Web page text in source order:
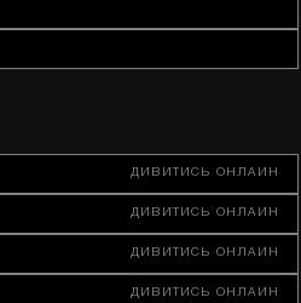
ДИВИТИСЬ ОНЛАЙН
ДИВИТИСЬ ОНЛАЙН
ДИВИТИСЬ ОНЛАЙН
ДИВИТИСЬ ОНЛАЙН